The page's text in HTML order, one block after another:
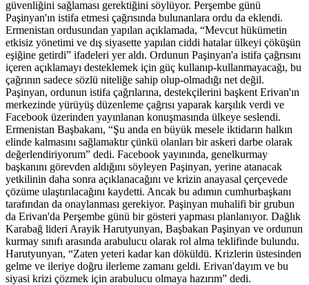
güvenliğini sağlaması gerektiğini söylüyor. Perşembe günü
Paşinyan'ın istifa etmesi çağrısında bulunanlara ordu da eklendi.
Ermenistan ordusundan yapılan açıklamada, “Mevcut hükümetin
etkisiz yönetimi ve dış siyasette yapılan ciddi hatalar ülkeyi çöküşün
eşiğine getirdi” ifadeleri yer aldı. Ordunun Paşinyan'a istifa çağrısını
içeren açıklamayı desteklemek için güç kullanıp-kullanmayacağı, bu
çağrının sadece sözlü niteliğe sahip olup-olmadığı net değil.
Paşinyan, ordunun istifa çağrılarına, destekçilerini başkent Erivan'ın
merkezinde yürüyüş düzenleme çağrısı yaparak karşılık verdi ve
Facebook üzerinden yayınlanan konuşmasında ülkeye seslendi.
Ermenistan Başbakanı, “Şu anda en büyük mesele iktidarın halkın
elinde kalmasını sağlamaktır çünkü olanları bir askeri darbe olarak
değerlendiriyorum” dedi. Facebook yayınında, genelkurmay
başkanını görevden aldığını söyleyen Paşinyan, yerine atanacak
yetkilinin daha sonra açıklanacağını ve krizin anayasal çerçevede
çözüme ulaştırılacağını kaydetti. Ancak bu adımın cumhurbaşkanı
tarafından da onaylanması gerekiyor. Paşinyan muhalifi bir grubun
da Erivan'da Perşembe günü bir gösteri yapması planlanıyor. Dağlık
Karabağ lideri Arayik Harutyunyan, Başbakan Paşinyan ve ordunun
kurmay sınıfı arasında arabulucu olarak rol alma teklifinde bulundu.
Harutyunyan, “Zaten yeteri kadar kan döküldü. Krizlerin üstesinden
gelme ve ileriye doğru ilerleme zamanı geldi. Erivan'dayım ve bu
siyasi krizi çözmek için arabulucu olmaya hazırım” dedi.